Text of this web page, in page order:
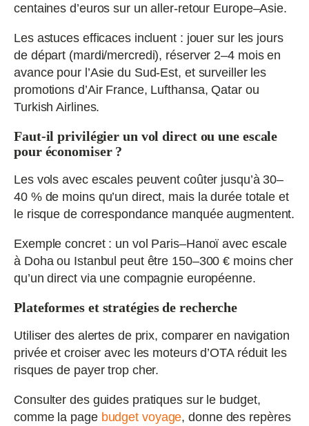
centaines d’euros sur un aller-retour Europe–Asie.
Les astuces efficaces incluent : jouer sur les jours
de départ (mardi/mercredi), réserver 2–4 mois en
avance pour l’Asie du Sud-Est, et surveiller les
promotions d’Air France, Lufthansa, Qatar ou
Turkish Airlines.
Faut-il privilégier un vol direct ou une escale
pour économiser ?
Les vols avec escales peuvent coûter jusqu’à 30–
40 % de moins qu’un direct, mais la durée totale et
le risque de correspondance manquée augmentent.
Exemple concret : un vol Paris–Hanoï avec escale
à Doha ou Istanbul peut être 150–300 € moins cher
qu’un direct via une compagnie européenne.
Plateformes et stratégies de recherche
Utiliser des alertes de prix, comparer en navigation
privée et croiser avec les moteurs d’OTA réduit les
risques de payer trop cher.
Consulter des guides pratiques sur le budget,
comme la page budget voyage, donne des repères